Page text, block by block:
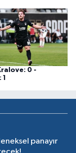
0 -
panayır